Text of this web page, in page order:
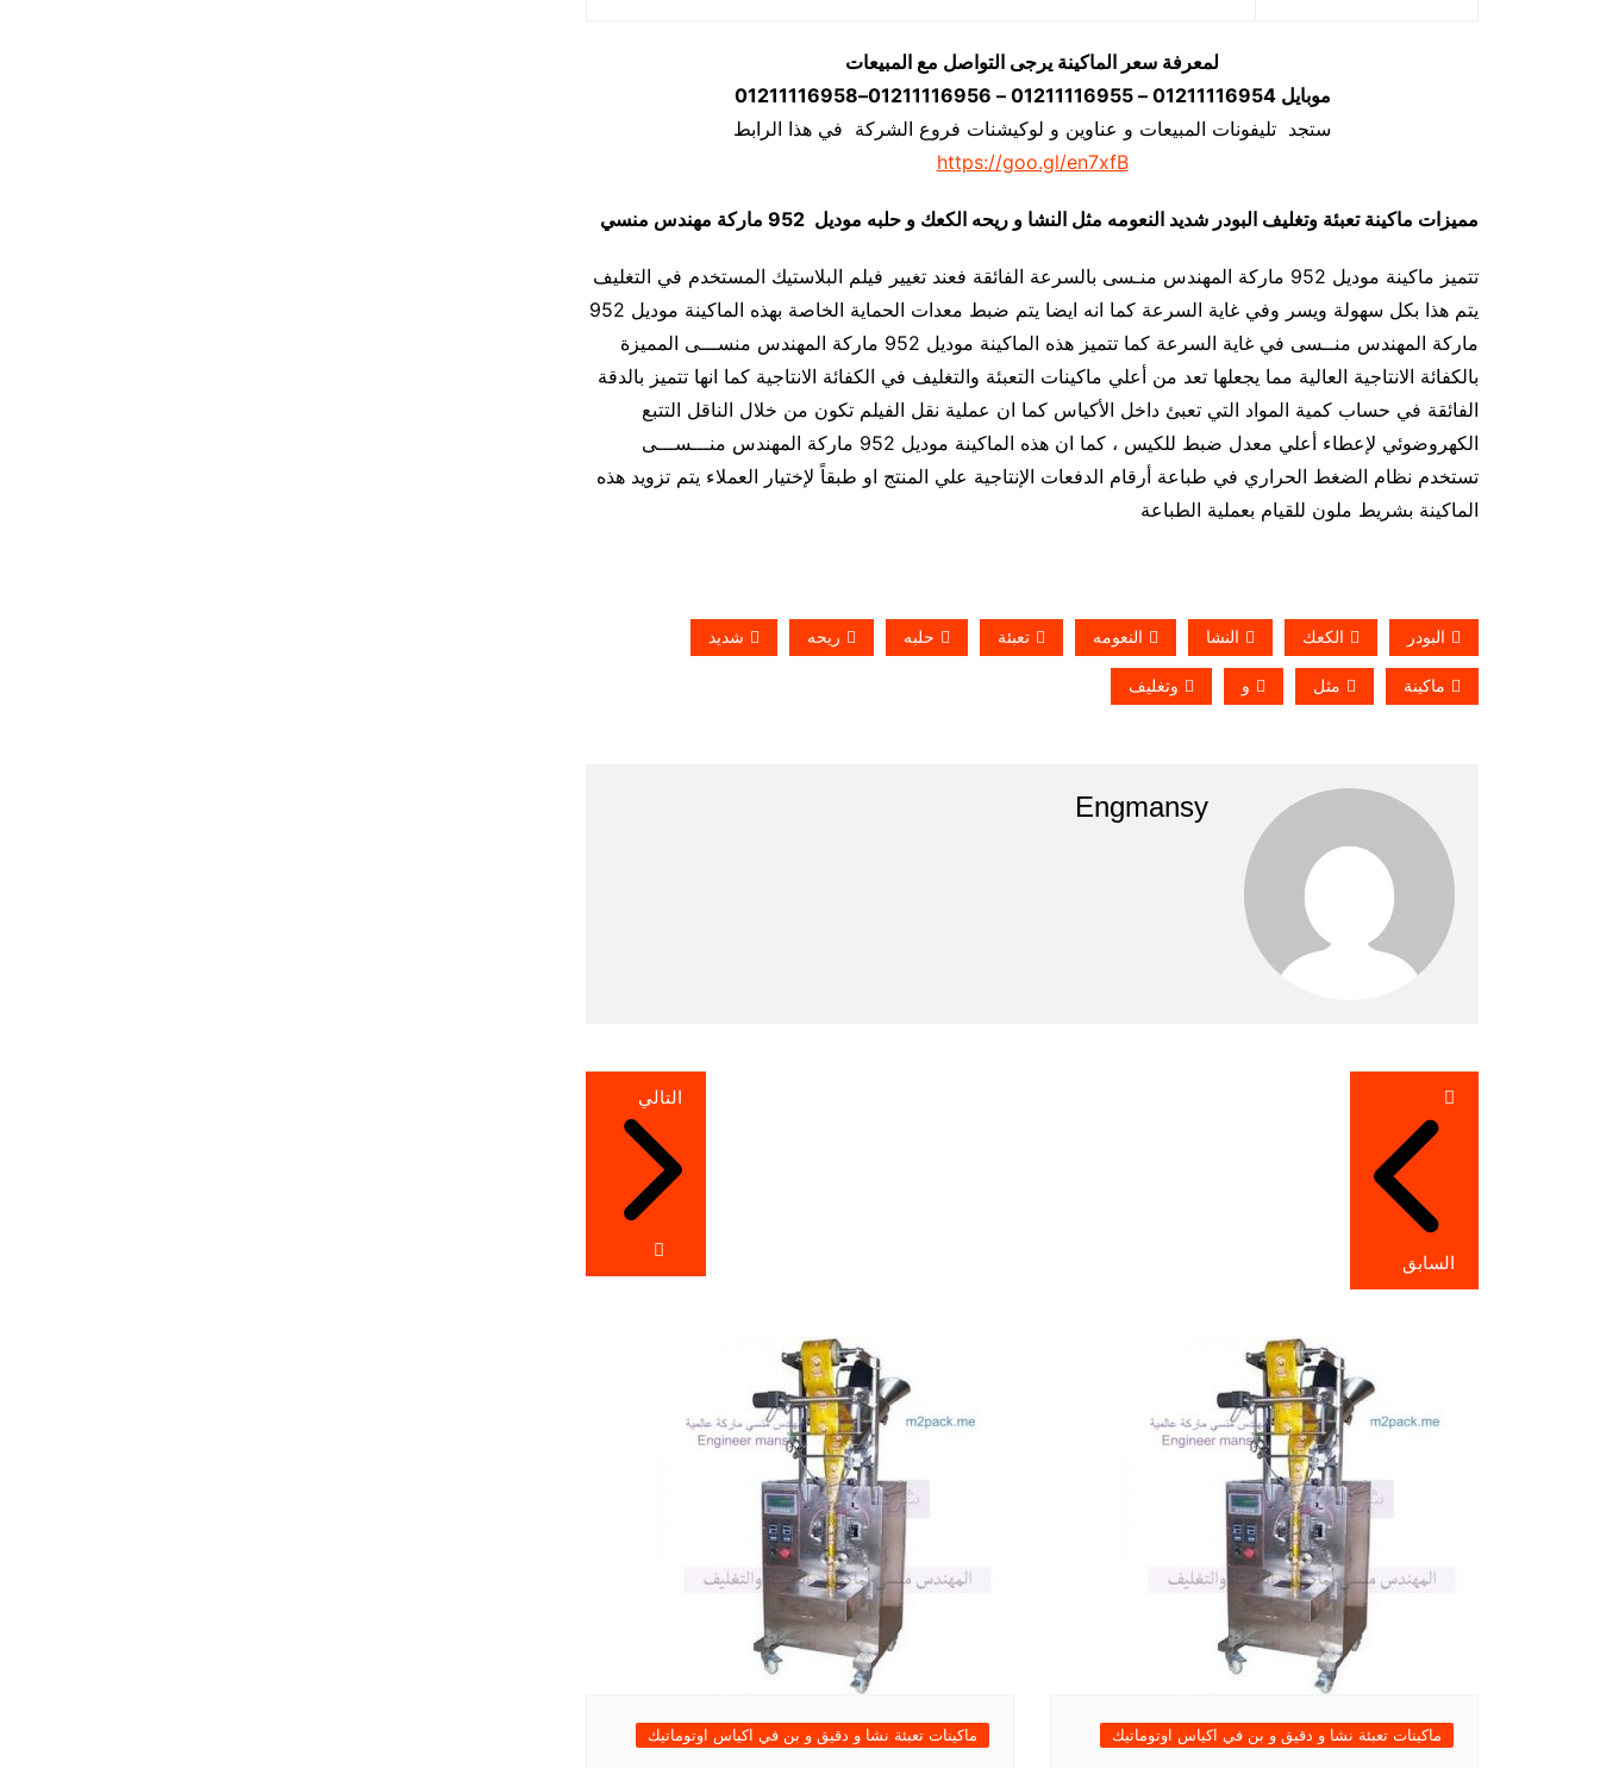
لمعرفة سعر الماكينة يرجى التواصل مع المبيعات
موبايل 01211116954 – 01211116955 – 01211116956–01211116958
ستجد تليفونات المبيعات و عناوين و لوكيشنات فروع الشركة في هذا الرابط
https://goo.gl/en7xfB
مميزات ماكينة تعبئة وتغليف البودر شديد النعومه مثل النشا و ريحه الكعك و حلبه موديل 952 ماركة مهندس منسي
تتميز ماكينة موديل 952 ماركة المهندس منـسى بالسرعة الفائقة فعند تغيير فيلم البلاستيك المستخدم في التغليف
يتم هذا بكل سهولة ويسر وفي غاية السرعة كما انه ايضا يتم ضبط معدات الحماية الخاصة بهذه الماكينة موديل 952
ماركة المهندس منــسى في غاية السرعة كما تتميز هذه الماكينة موديل 952 ماركة المهندس منســـى المميزة
بالكفائة الانتاجية العالية مما يجعلها تعد من أعلي ماكينات التعبئة والتغليف في الكفائة الانتاجية كما انها تتميز بالدقة
الفائقة في حساب كمية المواد التي تعبئ داخل الأكياس كما ان عملية نقل الفيلم تكون من خلال الناقل التتبع
الكهروضوئي لإعطاء أعلي معدل ضبط للكيس ، كما ان هذه الماكينة موديل 952 ماركة المهندس منـــســـى
تستخدم نظام الضغط الحراري في طباعة أرقام الدفعات الإنتاجية علي المنتج او طبقاً لإختيار العملاء يتم تزويد هذه
الماكينة بشريط ملون للقيام بعملية الطباعة
البودر الكعك النشا النعومه تعبئة حلبه ريحه شديد
ماكينة مثل و وتغليف
Engmansy
تصفّح
المقالات
السابق
التالي
ماكينات تعبئة نشا و دقيق و بن في اكياس اوتوماتيك ماكينات تعبئة نشا و دقيق و بن في اكياس اوتوماتيك